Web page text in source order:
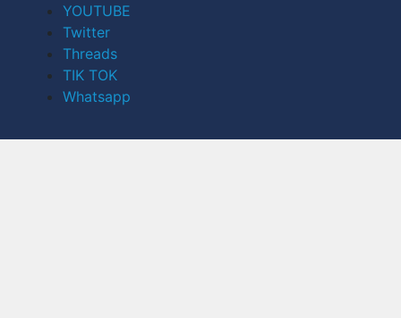
YOUTUBE
Twitter
Threads
TIK TOK
Whatsapp